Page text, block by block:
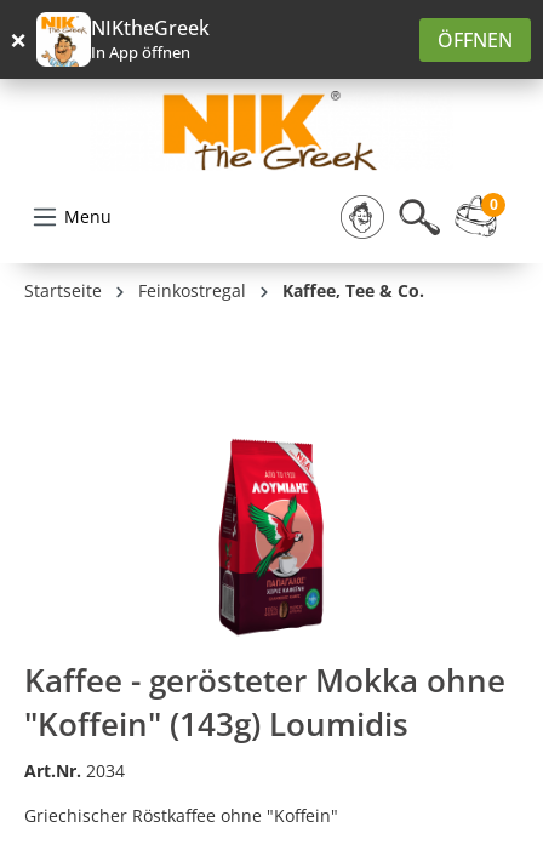
springen
× NIKtheGreek
In App öffnen ÖFFNEN
Menu
0
Startseite Feinkostregal Kaffee, Tee & Co.
Kaffee - gerösteter Mokka ohne
"Koffein" (143g) Loumidis
Art.Nr. 2034
Griechischer Röstkaffee ohne "Koffein"